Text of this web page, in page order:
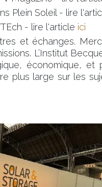
Plein Soleil - lire
- lire l'article ici
et échanges.
L’Institut
économique, et
plus large sur les